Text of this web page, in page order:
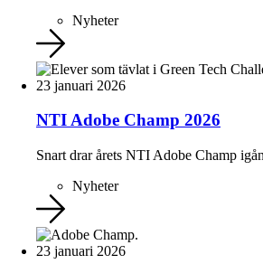
Nyheter
23 januari 2026
NTI Adobe Champ 2026
Snart drar årets NTI Adobe Champ
Nyheter
23 januari 2026